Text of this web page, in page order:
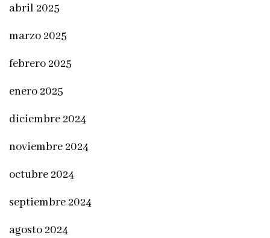
abril 2025
marzo 2025
febrero 2025
enero 2025
diciembre 2024
noviembre 2024
octubre 2024
septiembre 2024
agosto 2024